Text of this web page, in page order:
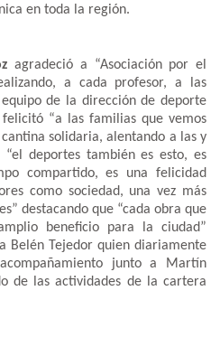
en toda la región.
agradeció a “Asociación por el
a cada profesor, a las
de la dirección de deporte
“a las familias que vemos
solidaria, alentando a las y
“el deportes también es esto, es
compartido, es una felicidad
como sociedad, una vez más
destacando que “cada obra que
beneficio para la ciudad”
Belén Tejedor quien diariamente
junto a Martín
de las actividades de la cartera